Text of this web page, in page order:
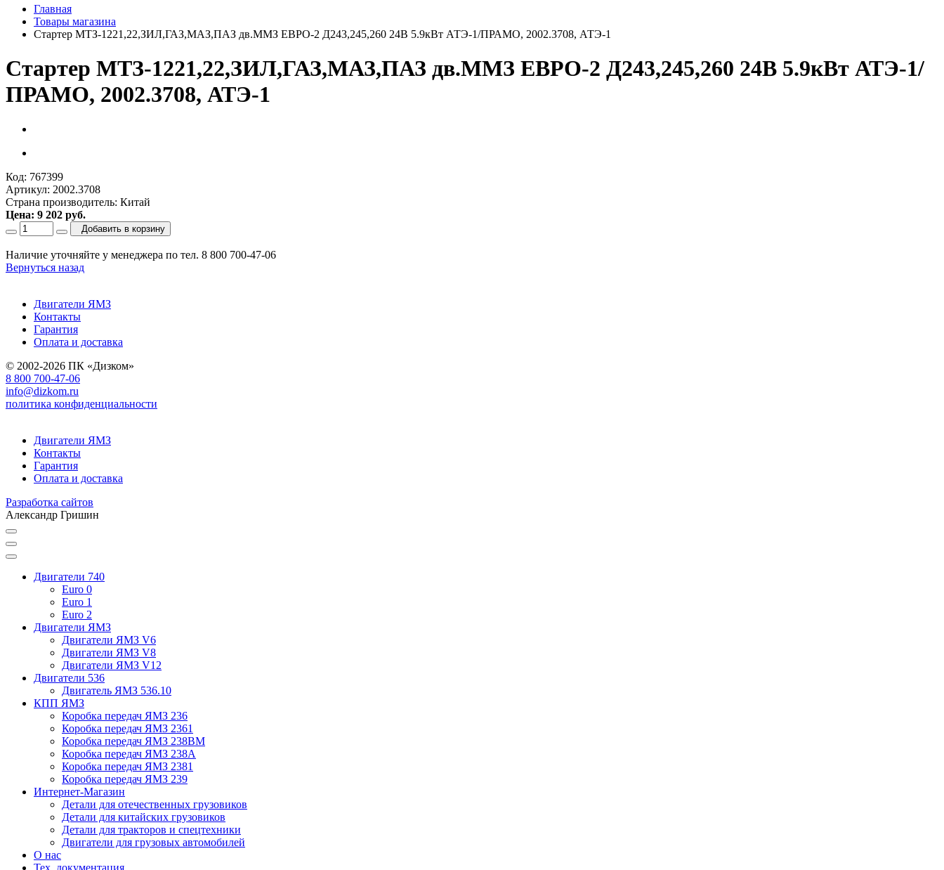
Главная
Товары магазина
Стартер МТЗ-1221,22,ЗИЛ,ГАЗ,МАЗ,ПАЗ дв.ММЗ ЕВРО-2 Д243,245,260 24В 5.9кВт АТЭ-1/ПРАМО, 2002.3708, АТЭ-1
Стартер МТЗ-1221,22,ЗИЛ,ГАЗ,МАЗ,ПАЗ дв.ММЗ ЕВРО-2 Д243,245,260 24В 5.9кВт АТЭ-1/
ПРАМО, 2002.3708, АТЭ-1
Код: 767399
Артикул: 2002.3708
Страна производитель: Китай
Цена: 9 202 руб.
Добавить в корзину
Наличие уточняйте у менеджера по тел. 8 800 700-47-06
Вернуться назад
Двигатели ЯМЗ
Контакты
Гарантия
Оплата и доставка
© 2002-2026 ПК «Дизком»
8 800 700-47-06
info@dizkom.ru
политика конфиденциальности
Двигатели ЯМЗ
Контакты
Гарантия
Оплата и доставка
Разработка сайтов
Александр Гришин
Двигатели 740
Euro 0
Euro 1
Euro 2
Двигатели ЯМЗ
Двигатели ЯМЗ V6
Двигатели ЯМЗ V8
Двигатели ЯМЗ V12
Двигатели 536
Двигатель ЯМЗ 536.10
КПП ЯМЗ
Коробка передач ЯМЗ 236
Коробка передач ЯМЗ 2361
Коробка передач ЯМЗ 238ВМ
Коробка передач ЯМЗ 238А
Коробка передач ЯМЗ 2381
Коробка передач ЯМЗ 239
Интернет-Магазин
Детали для отечественных грузовиков
Детали для китайских грузовиков
Детали для тракторов и спецтехники
Двигатели для грузовых автомобилей
О нас
Тех. документация